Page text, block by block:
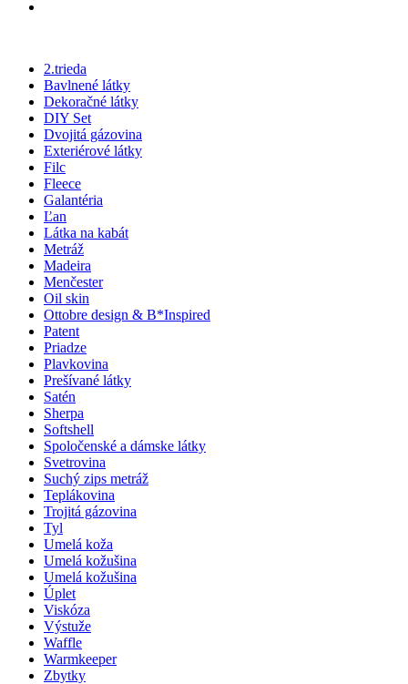
2.trieda
Bavlnené látky
Dekoračné látky
DIY Set
Dvojitá gázovina
Exteriérové látky
Filc
Fleece
Galantéria
Ľan
Látka na kabát
Metráž
Madeira
Menčester
Oil skin
Ottobre design & B*Inspired
Patent
Priadze
Plavkovina
Prešívané látky
Satén
Sherpa
Softshell
Spoločenské a dámske látky
Svetrovina
Suchý zips metráž
Teplákovina
Trojitá gázovina
Tyl
Umelá koža
Umelá kožušina
Umelá kožušina
Úplet
Viskóza
Výstuže
Waffle
Warmkeeper
Zbytky